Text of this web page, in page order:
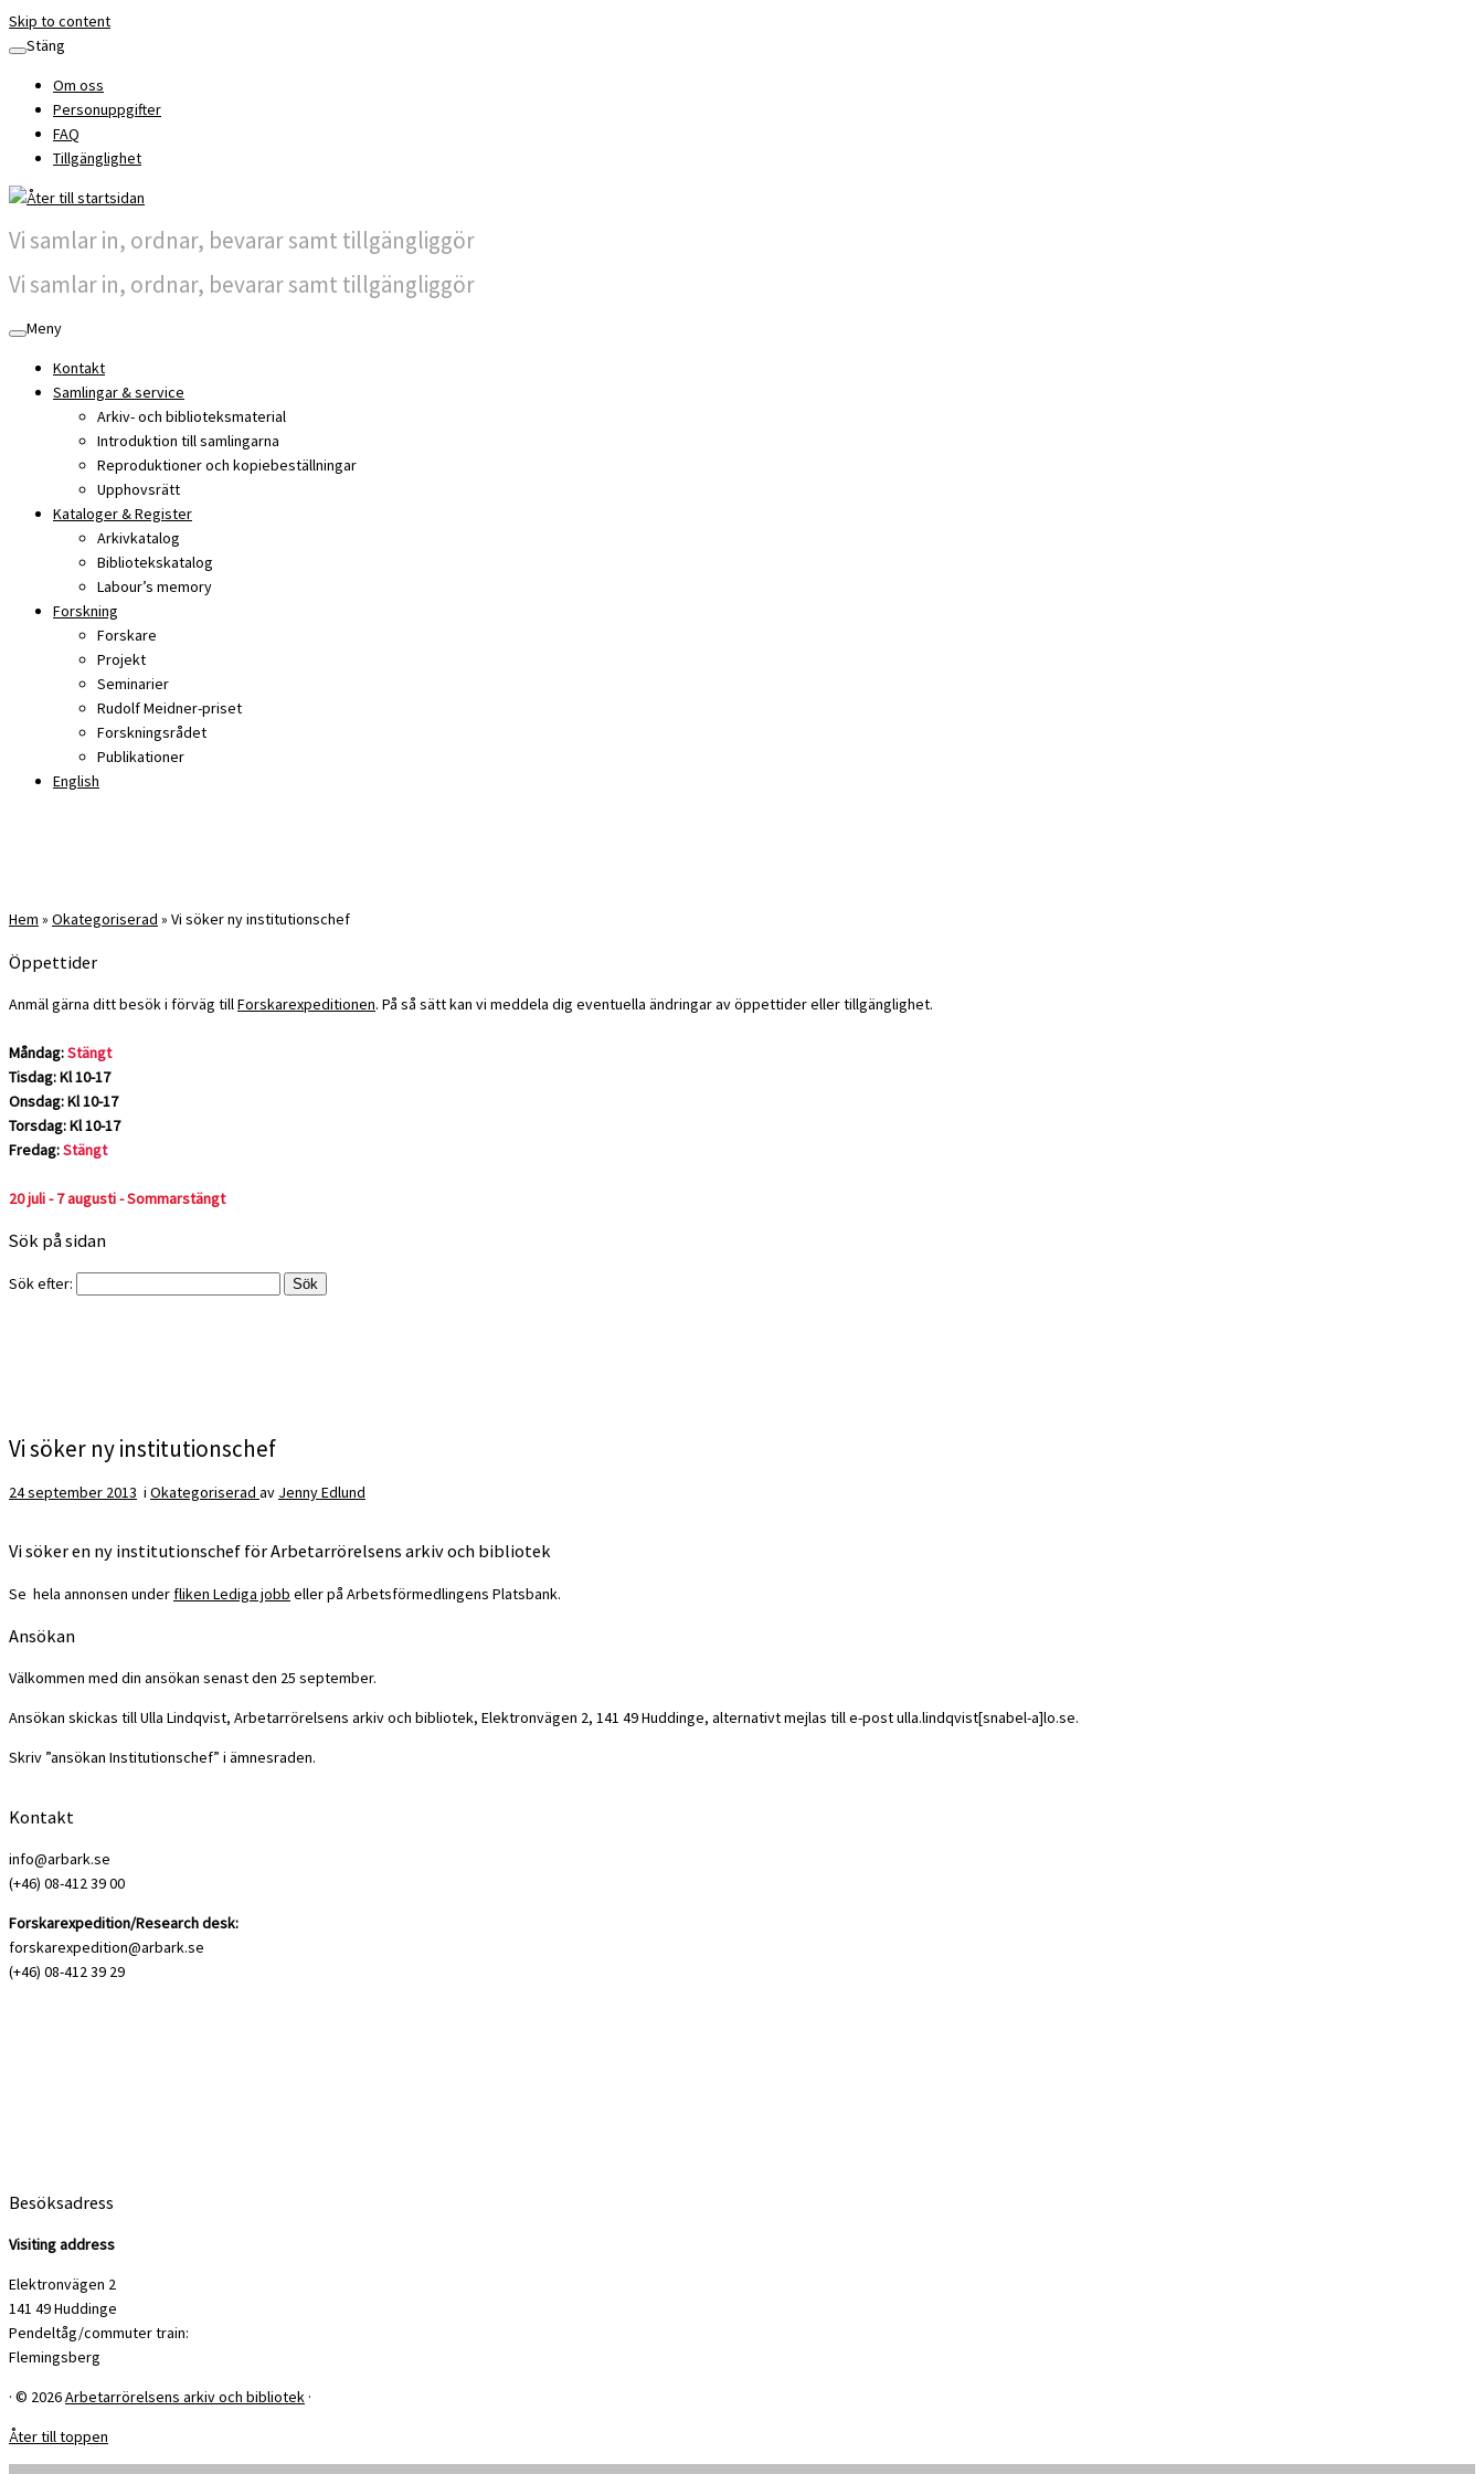
Skip to content
Stäng
Om oss
Personuppgifter
FAQ
Tillgänglighet
Vi samlar in, ordnar, bevarar samt tillgängliggör
Vi samlar in, ordnar, bevarar samt tillgängliggör
Meny
Kontakt
Samlingar & service
Arkiv- och biblioteksmaterial
Introduktion till samlingarna
Reproduktioner och kopiebeställningar
Upphovsrätt
Kataloger & Register
Arkivkatalog
Bibliotekskatalog
Labour’s memory
Forskning
Forskare
Projekt
Seminarier
Rudolf Meidner-priset
Forskningsrådet
Publikationer
English
Hem » Okategoriserad » Vi söker ny institutionschef
Öppettider
Anmäl gärna ditt besök i förväg tillForskarexpeditionen. På så sätt kan vi meddela dig eventuella ändringar av öppettider eller tillgänglighet.
Måndag:Stängt
Tisdag: Kl 10-17
Onsdag: Kl 10-17
Torsdag: Kl 10-17
Fredag:Stängt
20 juli - 7 augusti - Sommarstängt
Sök på sidan
Sök efter:
Vi söker ny institutionschef
24 september 2013 i Okategoriserad av Jenny Edlund
Vi söker en ny institutionschef för Arbetarrörelsens arkiv och bibliotek
Se hela annonsen underfliken Lediga jobb eller på Arbetsförmedlingens Platsbank.
Ansökan
Välkommen med din ansökan senast den 25 september.
Ansökan skickas till Ulla Lindqvist, Arbetarrörelsens arkiv och bibliotek, Elektronvägen 2, 141 49 Huddinge, alternativt mejlas till e-post ulla.lindqvist[snabel-a]lo.se.
Skriv ”ansökan Institutionschef” i ämnesraden.
Kontakt
info@arbark.se
(+46) 08-412 39 00
Forskarexpedition/Research desk:
forskarexpedition@arbark.se
(+46) 08-412 39 29
Besöksadress
Visiting address
Elektronvägen 2
141 49 Huddinge
Pendeltåg/commuter train:
Flemingsberg
· © 2026Arbetarrörelsens arkiv och bibliotek ·
Åter till toppen